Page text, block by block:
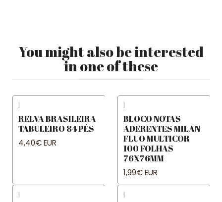
You might also be interested
in one of these
|
RELVA BRASILEIRA
TABULEIRO 84 PÉS
4,40€ EUR
|
BLOCO NOTAS
ADERENTES MILAN
FLUO MULTICOR
100 FOLHAS
76X76MM
1,99€ EUR
| |